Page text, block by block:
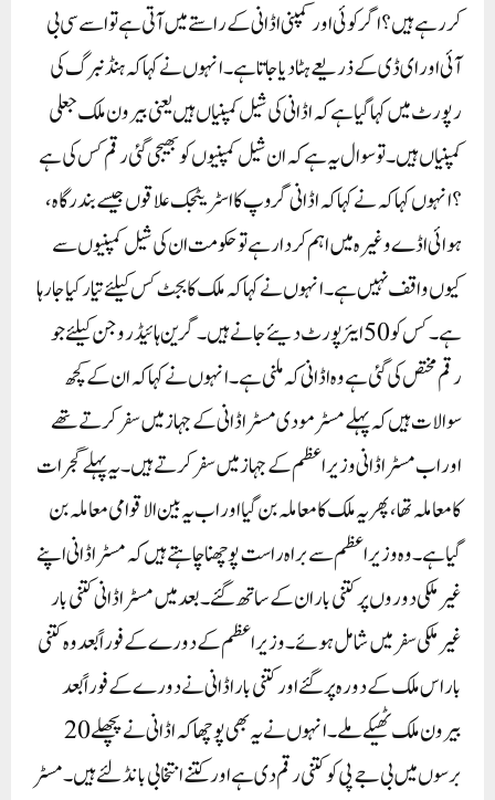
کر رہے ہیں؟ اگر کوئی اور کمپنی اڈانی کے راستے میں آتی ہے تو اسے سی بی
آئی اور ای ڈی کے ذریعے ہٹا دیا جاتا ہے ۔ انہوں نے کہا کہ ہنڈنبرگ کی
رپورٹ میں کہا گیا ہے کہ اڈانی کی شیل کمپنیاں ہیں یعنی بیرون ملک جعلی
کمپنیاں ہیں۔ تو سوال یہ ہے کہ ان شیل کمپنیوں کو بھیجی گئی رقم کس کی ہے
؟انہوں کہا کہ نے کہا کہ اڈانی گروپ کا اسٹریٹجک علاقوں جیسے بندرگاہ،
ہوائی اڈے وغیرہ میں اہم کردار ہے تو حکومت ان کی شیل کمپنیوں سے
کیوں واقف نہیں ہے ۔ انہوں نے کہا کہ ملک کا بجٹ کس کیلئے تیار کیا جا رہا
ہے ۔ کس کو 50ایئرپورٹ دیئے جانے ہیں۔ گرین ہائیڈروجن کیلئے جو
رقم مختص کی گئی ہے وہ اڈانی کہ ملنی ہے ۔انہوں نے کہا کہ ان کے کچھ
سوالات ہیں کہ پہلے مسٹر مودی مسٹر اڈانی کے جہاز میں سفر کرتے تھے
اور اب مسٹر اڈانی وزیر اعظم کے جہاز میں سفر کرتے ہیں۔ یہ پہلے گجرات
کا معاملہ تھا، پھر یہ ملک کا معاملہ بن گیا اور اب یہ بین الاقوامی معاملہ بن
گیا ہے ۔ وہ وزیر اعظم سے براہ راست پوچھنا چاہتے ہیں کہ مسٹر اڈانی اپنے
غیر ملکی دوروں پر کتنی بار ان کے ساتھ گئے ۔ بعد میں مسٹر اڈانی کتنی بار
غیر ملکی سفر میں شامل ہوئے ۔ وزیر اعظم کے دورے کے فوراً بعد وہ کتنی
بار اس ملک کے دورہ پر گئے اور کتنی بار اڈانی نے دورے کے فوراً بعد
بیرون ملک ٹھیکے ملے ۔ انہوں نے یہ بھی پوچھا کہ اڈانی نے پچھلے 20
برسوں میں بی جے پی کو کتنی رقم دی ہے اور کتنے انتخابی بانڈ لئے ہیں۔مسٹر